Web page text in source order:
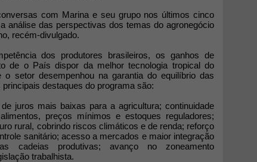
com Marina e seu grupo nos últimos cinco
análise das perspectivas dos temas do agronegócio
recém-divulgado.
dos produtores brasileiros, os ganhos de
de o País dispor da melhor tecnologia tropical do
setor desempenhou na garantia do equilíbrio das
destaques do programa são:
juros mais baixas para a agricultura; continuidade
preços mínimos e estoques reguladores;
rural, cobrindo riscos climáticos e de renda; reforço
sanitário; acesso a mercados e maior integração
cadeias produtivas; avanço no zoneamento
trabalhista.